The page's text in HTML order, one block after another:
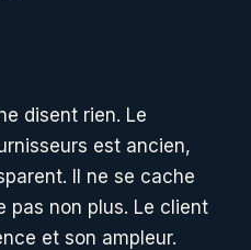
disent rien. Le
est ancien,
Il ne se cache
pas non plus. Le client
et son ampleur.